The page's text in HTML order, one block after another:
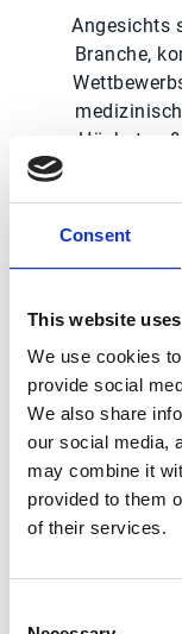
Consent
This website
We use cookies
provide social
We also share
our social media,
may combine it
provided to them
of their services.
Angesichts
Branche,
Kunden
den
Das größte